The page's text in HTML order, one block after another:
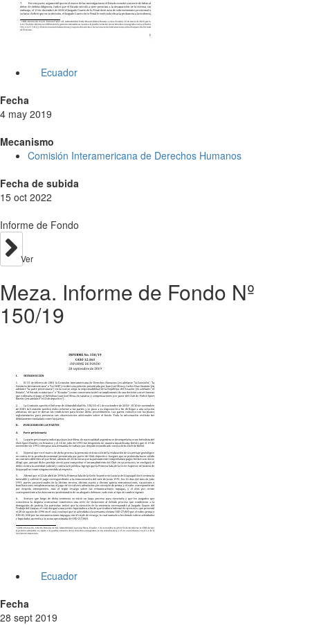
Ecuador
Fecha
4 may 2019
Mecanismo
Comisión Interamericana de Derechos Humanos
Fecha de subida
15 oct 2022
Informe de Fondo
Ver
Meza. Informe de Fondo Nº
150/19
Ecuador
Fecha
28 sept 2019